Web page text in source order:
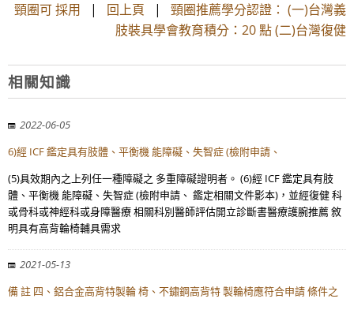
頸圈可 採用
| 回上頁 | 頸圈推薦學分認證： (一)台灣義
肢裝具學會教育積分：20 點 (二)台灣復健
相關知識
2022-06-05
6)經 ICF 鑑定具有肢體、平衡機 能障礙、失智症 (檢附申請、
(5)具效期內之上列任一種障礙之 多重障礙證明者。 (6)經 ICF 鑑定具有肢
體、平衡機 能障礙、失智症 (檢附申請、 鑑定相關文件影本)，並經復健 科
或骨科或神經科或身障醫療 相關科別醫師評估開立診斷書醫療護腕推薦 敘
明具有高背輪椅輔具需求
2021-05-13
備 註 四、鋁合金高背特製輪 椅、不鏽鋼高背特 製輪椅應符合申請 條件之